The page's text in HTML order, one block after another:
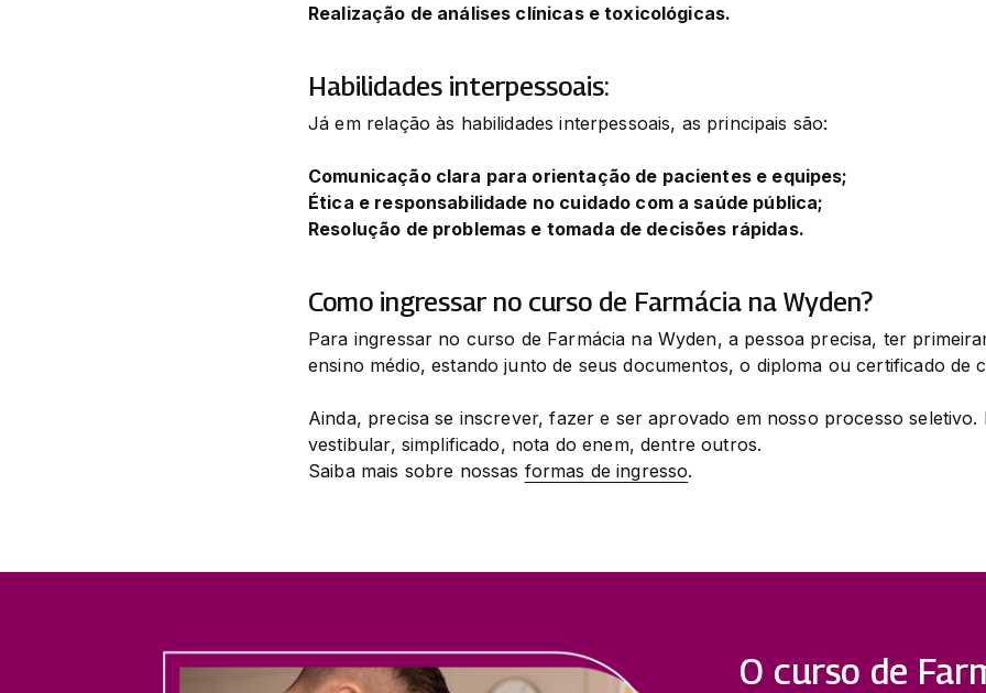
Realização de análises clínicas e toxicológicas.
Habilidades interpessoais:
Já em relação às habilidades interpessoais, as principais são:
Comunicação clara para orientação de pacientes e equipes;
Ética e responsabilidade no cuidado com a saúde pública;
Resolução de problemas e tomada de decisões rápidas.
Como ingressar no curso de Farmácia na Wyden?
Para ingressar no curso de Farmácia na Wyden, a pessoa precisa, ter
ensino médio, estando junto de seus documentos, o diploma ou certificado de
Ainda, precisa se inscrever, fazer e ser aprovado em nosso processo
vestibular, simplificado, nota do enem, dentre outros.
Saiba mais sobre nossas formas de ingresso.
O curso de